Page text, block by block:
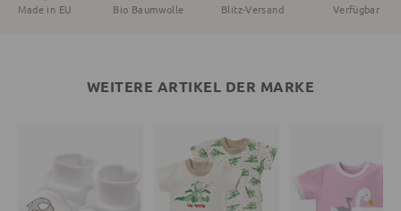
Made in EU Bio Baumwolle Blitz-Versand Verfügbar
WEITERE ARTIKEL DER MARKE